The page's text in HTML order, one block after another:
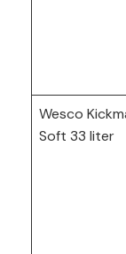
Wesco
Soft 33 liter